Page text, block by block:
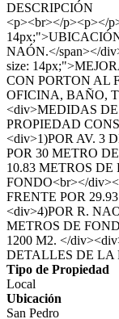
DESCRIPCIÓN
<p><br></p><p></
NAÓN.</span></
size:
CON PORTON AL
OFICINA, BAÑO,
<div>MEDIDAS
PROPIEDAD
<div>1)POR AV. 3
POR 30 METRO
10.83 METROS DE
FONDO<br></
FRENTE POR
<div>4)POR R.
METROS DE
1200 M2. </
DETALLES DE LA
Tipo de Propiedad
Local
Ubicación
San Pedro